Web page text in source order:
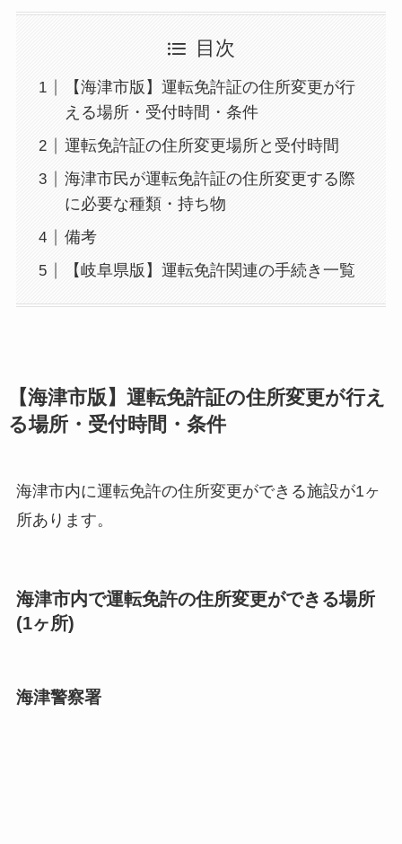
目次
【海津市版】運転免許証の住所変更が行
える場所・受付時間・条件
運転免許証の住所変更場所と受付時間
海津市民が運転免許証の住所変更する際
に必要な種類・持ち物
備考
【岐阜県版】運転免許関連の手続き一覧
【海津市版】運転免許証の住所変更が行え
る場所・受付時間・条件
海津市内に運転免許の住所変更ができる施設が1ヶ
所あります。
海津市内で運転免許の住所変更ができる場所
(1ヶ所)
海津警察署